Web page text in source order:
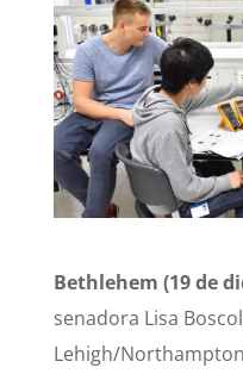
Bethlehem (19 de
senadora Lisa
Lehigh/